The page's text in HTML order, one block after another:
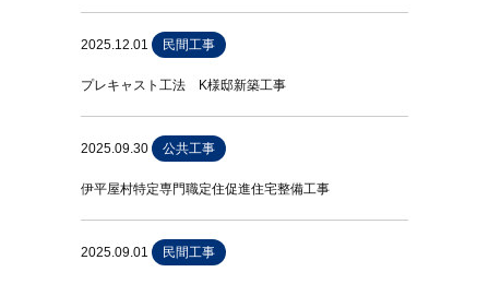
2025.12.01 民間工事
プレキャスト工法 K様邸新築工事
2025.09.30 公共工事
伊平屋村特定専門職定住促進住宅整備工事
2025.09.01 民間工事